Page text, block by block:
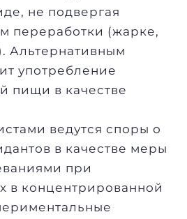
не подвергая
переработки (жарке,
Альтернативным
употребление
пищи в качестве
ведутся споры о
в качестве меры
при
в концентрированной